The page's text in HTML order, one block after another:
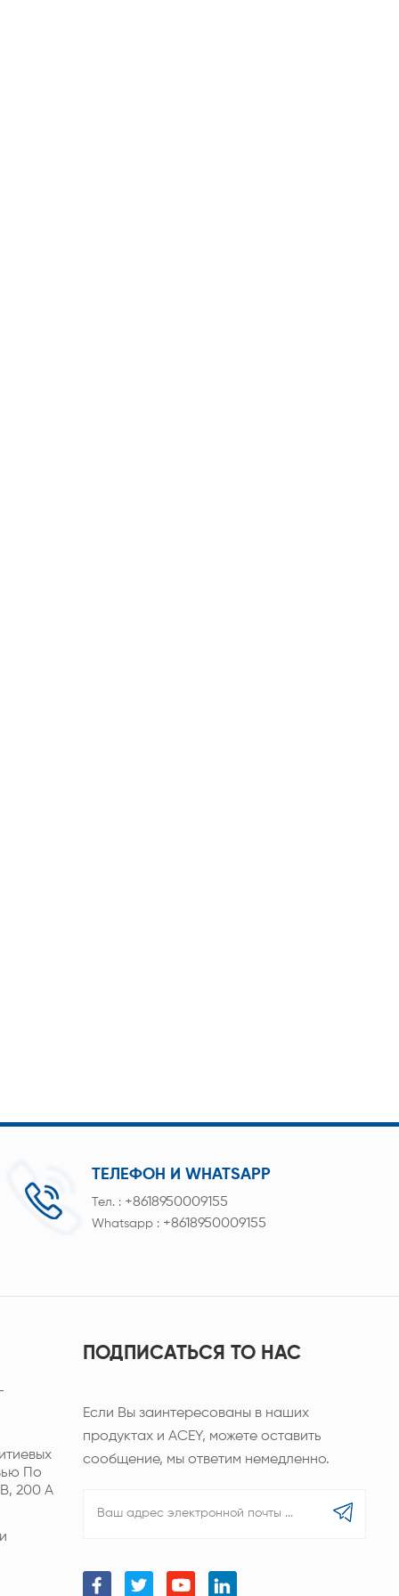
ТЕЛЕФОН И WHATSAPP
Тел. : +8618950009155
Whatsapp : +8618950009155
По
200 А
ПОДПИСАТЬСЯ TO НАС
Если Вы заинтересованы в наших
продуктах и ACEY, можете оставить
сообщение, мы ответим немедленно.